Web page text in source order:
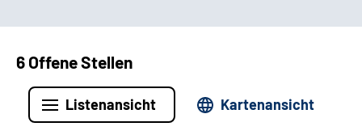
6 Offene Stellen
Listenansicht Kartenansicht